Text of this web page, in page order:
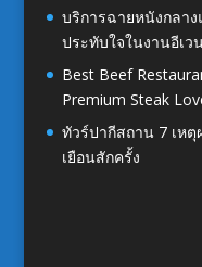
บริการฉายหนังกลา
ประทับใจในงานอีเ
Best Beef
Premium Steak
ทัวร์ปากีสถาน 7 เห
เยือนสักครั้ง